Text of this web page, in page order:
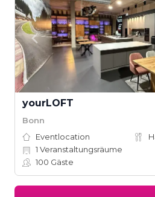
yourLOFT
Bonn
Eventlocation
1 Veranstaltungsräume
100 Gäste